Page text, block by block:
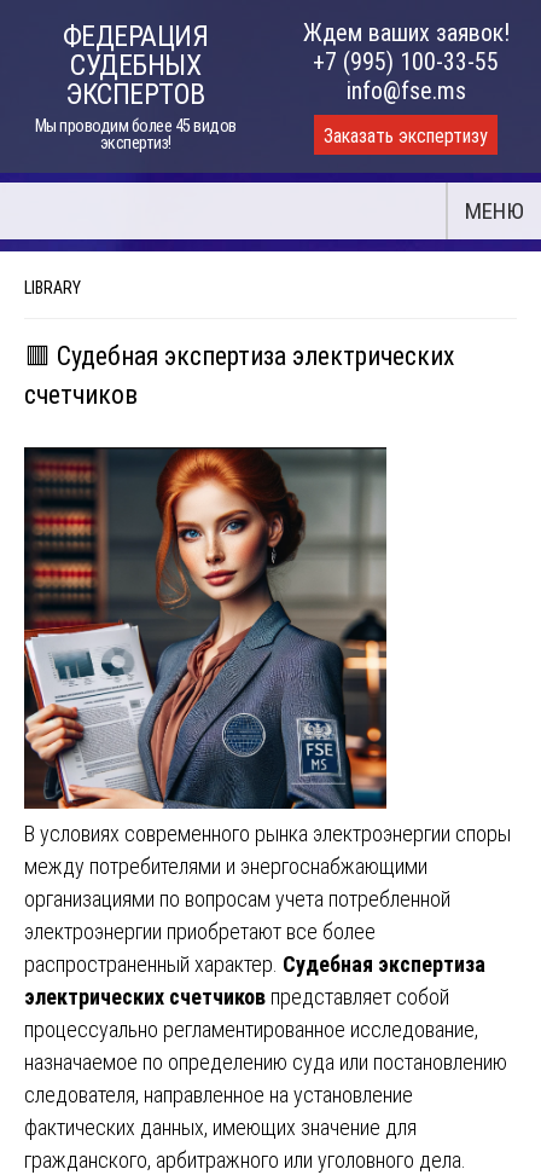
ФЕДЕРАЦИЯ
СУДЕБНЫХ
ЭКСПЕРТОВ
Мы проводим более 45 видов
экспертиз!
Ждем ваших заявок!
+7 (995) 100-33-55
info@fse.ms
Заказать экспертизу
МЕНЮ
LIBRARY
🟥 Судебная экспертиза электрических
счетчиков
В условиях современного рынка электроэнергии споры
между потребителями и энергоснабжающими
организациями по вопросам учета потребленной
электроэнергии приобретают все более
распространенный характер. Судебная экспертиза
электрических счетчиков представляет собой
процессуально регламентированное исследование,
назначаемое по определению суда или постановлению
следователя, направленное на установление
фактических данных, имеющих значение для
гражданского, арбитражного или уголовного дела.